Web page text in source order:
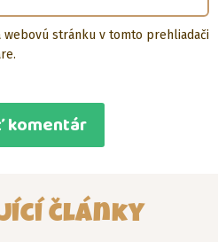
webovú stránku v tomto prehliadači
články